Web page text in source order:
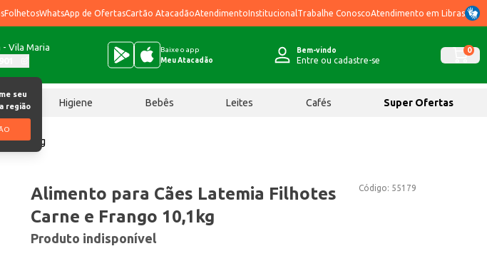
FolhetosWhatsApp de OfertasCartão AtacadãoAtendimentoInstitucional Trabalhe ConoscoAtendimento em Libras
- Vila Maria
seu
região
Baixe o app
Meu Atacadão
Bem-vindo
Entre ou cadastre-se
0
Higiene Bebês Leites Cafés Super Ofertas
10,1kg
Código: 55179
Alimento para Cães Latemia Filhotes
Carne e Frango 10,1kg
Produto indisponível